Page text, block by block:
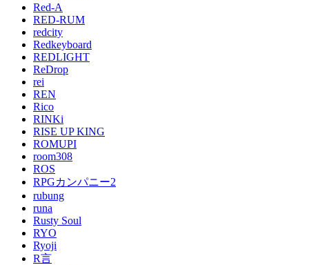
Red-A
RED-RUM
redcity
Redkeyboard
REDLIGHT
ReDrop
rei
REN
Rico
RINKi
RISE UP KING
ROMUPI
room308
ROS
RPGカンパニー2
rubung
runa
Rusty Soul
RYO
Ryoji
R言